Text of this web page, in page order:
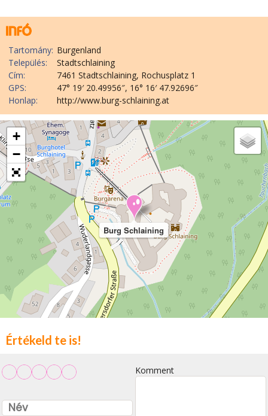
Tartomány: Burgenland
Település:
Stadtschlaining
Cím:
7461 Stadtschlaining, Rochusplatz 1
GPS:
47° 19′ 20.49956″, 16° 16′ 47.92696″
Honlap:
http://www.burg-schlaining.at
Burg Schlaining
+
−
Értékeld te is!
Komment